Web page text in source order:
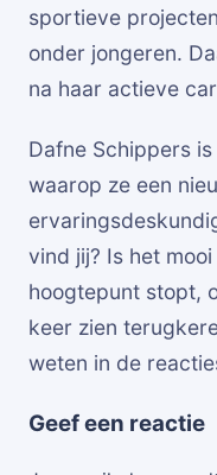
sportieve
onder jongeren.
na haar actieve
Dafne Schippers
waarop ze een
vind jij? Is het
hoogtepunt stopt,
keer zien
weten in de
Geef een reactie